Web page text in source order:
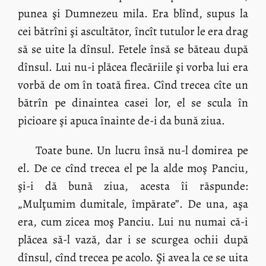
punea şi Dumnezeu mila. Era blînd, supus la
cei bătrîni şi ascultător, încît tutulor le era drag
să se uite la dînsul. Fetele însă se băteau după
dînsul. Lui nu-i plăcea flecăriile şi vorba lui era
vorbă de om în toată firea. Cînd trecea cîte un
bătrîn pe dinaintea casei lor, el se scula în
picioare şi apuca înainte de-i da bună ziua.
Toate bune. Un lucru însă nu-l domirea pe
el. De ce cînd trecea el pe la alde moş Panciu,
şi-i dă bună ziua, acesta îi răspunde:
„Mulţumim dumitale, împărate”. De una, aşa
era, cum zicea moş Panciu. Lui nu numai că-i
plăcea să-l vază, dar i se scurgea ochii după
dînsul, cînd trecea pe acolo. Şi avea la ce se uita